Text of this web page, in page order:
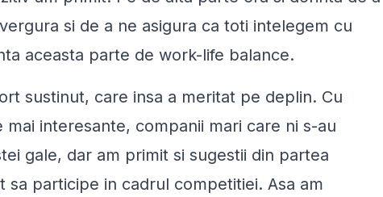
si de a ne asigura ca toti intelegem cu
aceasta parte de work-life balance.
sustinut, care insa a meritat pe deplin. Cu
interesante, companii mari care ni s-au
gale, dar am primit si sugestii din partea
participe in cadrul competitiei. Asa am